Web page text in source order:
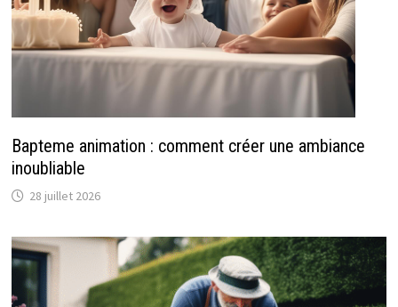
Bapteme animation : comment créer une ambiance
inoubliable
28 juillet 2026